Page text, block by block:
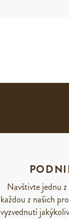
Navštivte jednu
každou z našich
vyzvednutí